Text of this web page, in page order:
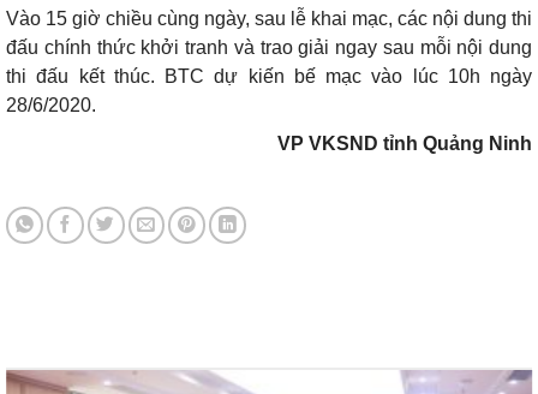
Vào 15 giờ chiều cùng ngày, sau lễ khai mạc, các nội dung thi
đấu chính thức khởi tranh và trao giải ngay sau mỗi nội dung
thi đấu kết thúc. BTC dự kiến bế mạc vào lúc 10h ngày
28/6/2020.
VP VKSND tỉnh Quảng Ninh